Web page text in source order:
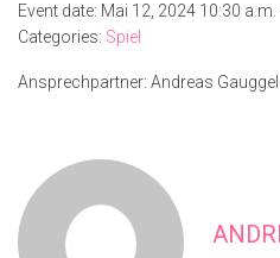
Event date: Mai 12, 2024 10:30 a.m.
Categories: Spiel
Ansprechpartner: Andreas Gauggel